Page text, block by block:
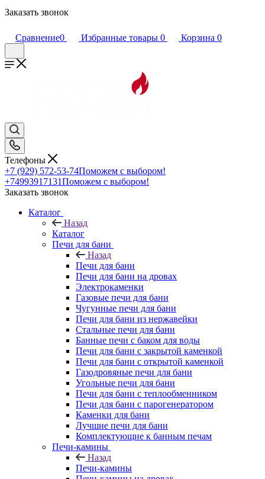
Заказать звонок
Сравнение0 Избранные товары 0 Корзина 0
Телефоны
+7 (929) 572-53-74Поможем с выбором!
+74993917131Поможем с выбором!
Заказать звонок
Каталог
Назад
Каталог
Печи для бани
Назад
Печи для бани
Печи для бани на дровах
Электрокаменки
Газовые печи для бани
Чугунные печи для бани
Печи для бани из нержавейки
Стальные печи для бани
Банные печи с баком для воды
Печи для бани с закрытой каменкой
Печи для бани с открытой каменкой
Газодровяные печи для бани
Угольные печи для бани
Печи для бани с теплообменником
Печи для бани с парогенератором
Каменки для бани
Лучшие печи для бани
Комплектующие к банным печам
Печи-камины
Назад
Печи-камины